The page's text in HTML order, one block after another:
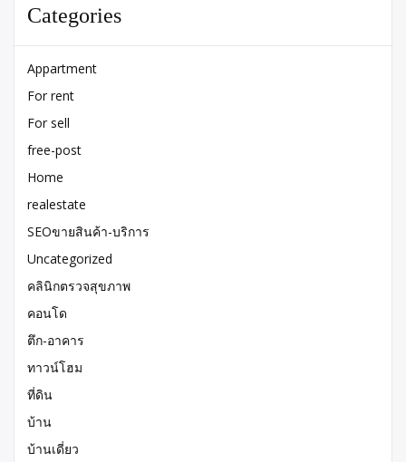
Categories
Appartment
For rent
For sell
free-post
Home
realestate
SEOขายสินค้า-บริการ
Uncategorized
คลินิกตรวจสุขภาพ
คอนโด
ตึก-อาคาร
ทาวน์โฮม
ที่ดิน
บ้าน
บ้านเดี่ยว